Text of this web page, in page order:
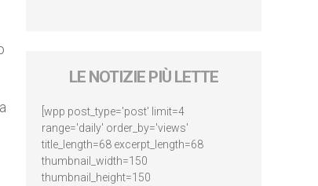
LE NOTIZIE PIÙ LETTE
[wpp post_type='post' limit=4
range='daily' order_by='views'
title_length=68 excerpt_length=68
thumbnail_width=150
thumbnail_height=150